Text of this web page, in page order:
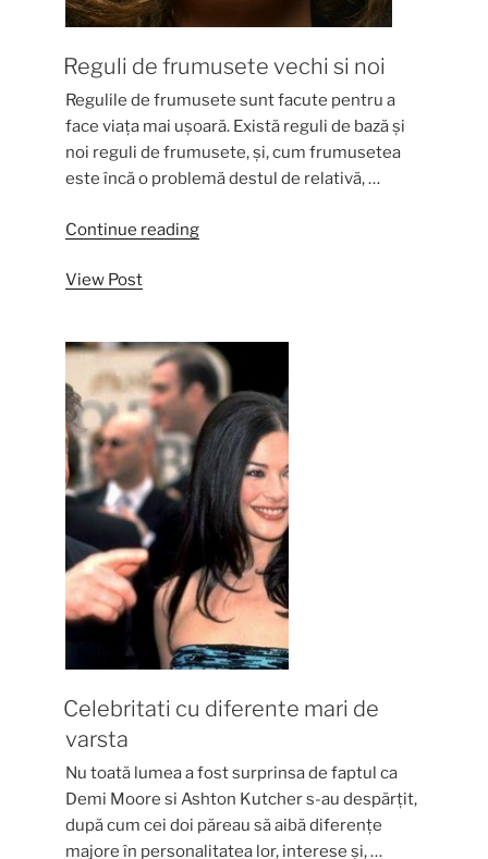
Reguli de frumusete vechi si noi
Regulile de frumusete sunt facute pentru a
face viața mai ușoară. Există reguli de bază și
noi reguli de frumusete, și, cum frumusetea
este încă o problemă destul de relativă, …
Continue reading“Reguli
noi”
View Post
Celebritati cu diferente mari de
varsta
Nu toată lumea a fost surprinsa de faptul ca
Demi Moore si Ashton Kutcher s-au despărțit,
după cum cei doi păreau să aibă diferențe
majore în personalitatea lor, interese și, …